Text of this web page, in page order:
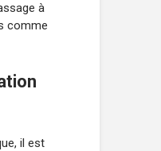
à
comme
il est